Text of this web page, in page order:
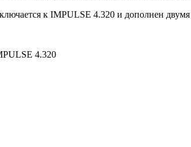
к IMPULSE 4.320 и дополнен
4.320